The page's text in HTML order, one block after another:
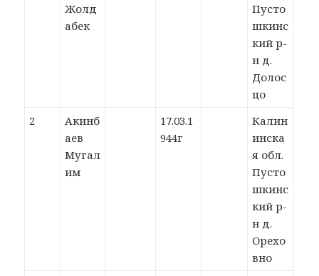
Жолд
абек
Пусто
шкинс
кий р-
н д.
Долос
цо
2
Акинб
аев
Мугал
им
17.03.1
944г
Калин
инска
я обл.
Пусто
шкинс
кий р-
н д.
Орехо
вно